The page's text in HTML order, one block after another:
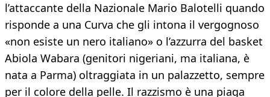
l’attaccante della Nazionale Mario Balotelli quando
risponde a una Curva che gli intona il vergognoso
«non esiste un nero italiano» o l’azzurra del basket
Abiola Wabara (genitori nigeriani, ma italiana, è
nata a Parma) oltraggiata in un palazzetto, sempre
per il colore della pelle. Il razzismo è una piaga